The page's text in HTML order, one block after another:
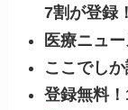
7割が登録！
医療ニュ
ここでし
登録無料！